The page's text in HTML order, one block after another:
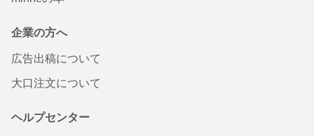
企業の方へ
広告出稿について
大口注文について
ヘルプセンター